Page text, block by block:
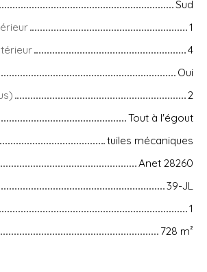
Sud
1
4
Oui
2
Tout à l'égout
tuiles mécaniques
Anet 28260
39-JL
1
728 m²